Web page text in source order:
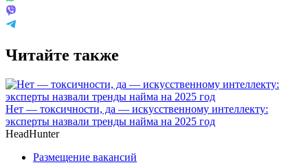
Читайте также
Нет — токсичности, да — искусственному интеллекту:
эксперты назвали тренды найма на 2025 год
HeadHunter
Размещение вакансий